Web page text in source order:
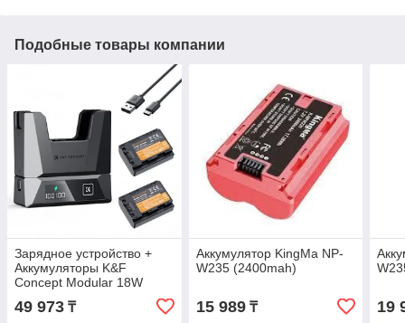
Подобные товары компании
Зарядное устройство +
Аккумуляторы K&F
Concept Modular 18W
(2pcs) NP-FZ100
(2600mah)(KF28.0089)
49 973 ₸
Аккумулятор KingMa NP-
W235 (2400mah)
15 989₸ 19